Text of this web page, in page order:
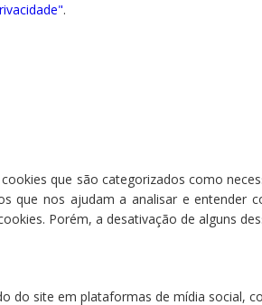
.
que são categorizados como
nos ajudam a analisar e entender
Porém, a desativação de alguns
site em plataformas de mídia social,